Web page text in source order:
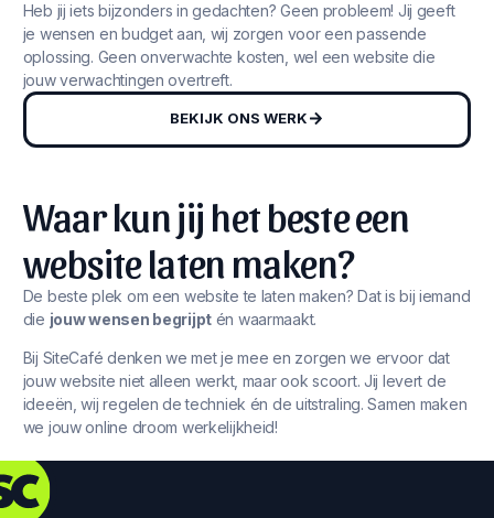
Heb jij iets bijzonders in gedachten? Geen probleem! Jij geeft
je wensen en budget aan, wij zorgen voor een passende
oplossing. Geen onverwachte kosten, wel een website die
jouw verwachtingen overtreft.
BEKIJK ONS WERK
Waar kun jij het beste een
website laten maken?
De beste plek om een website te laten maken? Dat is bij iemand
die jouw wensen begrijpt én waarmaakt.
Bij SiteCafé denken we met je mee en zorgen we ervoor dat
jouw website niet alleen werkt, maar ook scoort. Jij levert de
ideeën, wij regelen de techniek én de uitstraling. Samen maken
we jouw online droom werkelijkheid!